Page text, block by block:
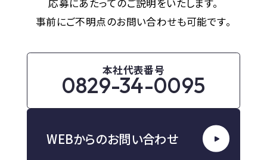
募集要項
ENVIRONMENT
働く環境を知る
お問い合わせ
応募にあたってのご説明をいたします。
事前にご不明点のお問い合わせも可能です。
本社代表番号
0829-34-0095
WEBからのお問い合わせ